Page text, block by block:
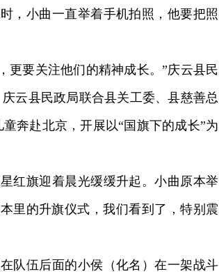
小曲一直举着手机拍照，他要把照
要关注他们的精神成长。”庆云县民
云县民政局联合县关工委、县慈善总
奔赴北京，开展以“国旗下的成长”为
旗迎着晨光缓缓升起。小曲原本举
里的升旗仪式，我们看到了，特别震
伍后面的小侯（化名）在一架战斗